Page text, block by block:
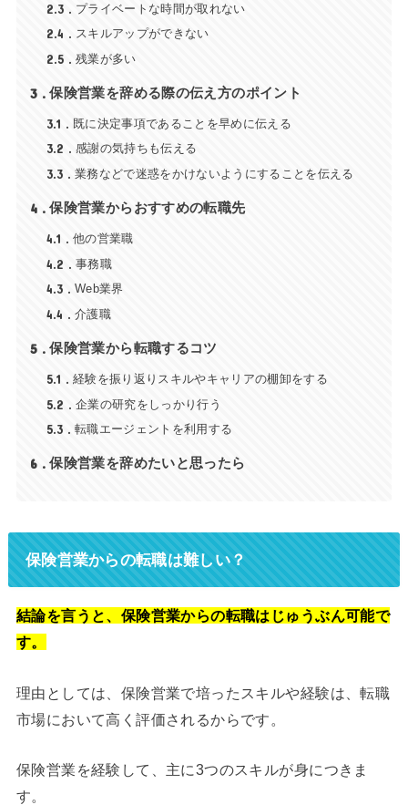
2.3 プライベートな時間が取れない
2.4 スキルアップができない
2.5 残業が多い
3 保険営業を辞める際の伝え方のポイント
3.1 既に決定事項であることを早めに伝える
3.2 感謝の気持ちも伝える
3.3 業務などで迷惑をかけないようにすることを伝える
4 保険営業からおすすめの転職先
4.1 他の営業職
4.2 事務職
4.3 Web業界
4.4 介護職
5 保険営業から転職するコツ
5.1 経験を振り返りスキルやキャリアの棚卸をする
5.2 企業の研究をしっかり行う
5.3 転職エージェントを利用する
6 保険営業を辞めたいと思ったら
保険営業からの転職は難しい？
結論を言うと、保険営業からの転職はじゅうぶん可能で
す。
理由としては、保険営業で培ったスキルや経験は、転職
市場において高く評価されるからです。
保険営業を経験して、主に3つのスキルが身につきま
す。